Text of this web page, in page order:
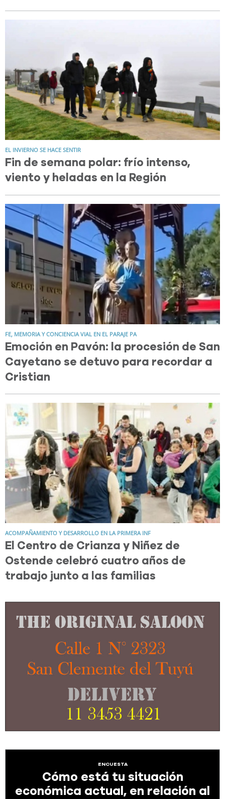
EL INVIERNO SE HACE SENTIR
Fin de semana polar: frío intenso,
viento y heladas en la Región
FE, MEMORIA Y CONCIENCIA VIAL EN EL PARAJE PA
Emoción en Pavón: la procesión de San
Cayetano se detuvo para recordar a
Cristian
ACOMPAÑAMIENTO Y DESARROLLO EN LA PRIMERA INF
El Centro de Crianza y Niñez de
Ostende celebró cuatro años de
trabajo junto a las familias
ENCUESTA
Cómo está tu situación
económica actual, en relación al